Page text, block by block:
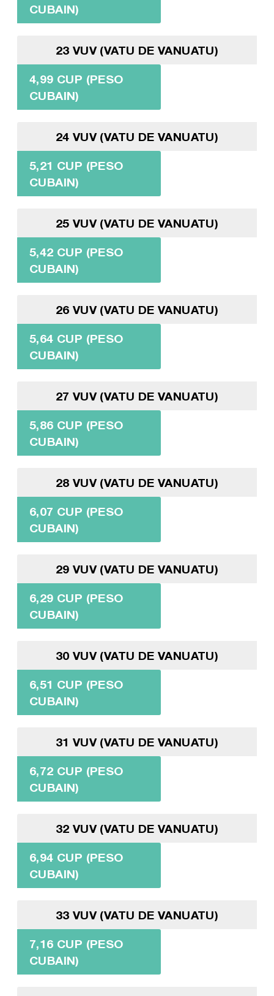
CUBAIN)
23 VUV (VATU DE VANUATU)
4,99 CUP (PESO
CUBAIN)
24 VUV (VATU DE VANUATU)
5,21 CUP (PESO
CUBAIN)
25 VUV (VATU DE VANUATU)
5,42 CUP (PESO
CUBAIN)
26 VUV (VATU DE VANUATU)
5,64 CUP (PESO
CUBAIN)
27 VUV (VATU DE VANUATU)
5,86 CUP (PESO
CUBAIN)
28 VUV (VATU DE VANUATU)
6,07 CUP (PESO
CUBAIN)
29 VUV (VATU DE VANUATU)
6,29 CUP (PESO
CUBAIN)
30 VUV (VATU DE VANUATU)
6,51 CUP (PESO
CUBAIN)
31 VUV (VATU DE VANUATU)
6,72 CUP (PESO
CUBAIN)
32 VUV (VATU DE VANUATU)
6,94 CUP (PESO
CUBAIN)
33 VUV (VATU DE VANUATU)
7,16 CUP (PESO
CUBAIN)